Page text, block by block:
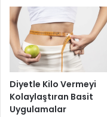
Diyetle Kilo Vermeyi
Kolaylaştıran Basit
Uygulamalar